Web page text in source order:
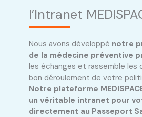
l’Intranet
Nous avons développé notre
de la médecine préventive
les échanges et rassemble les
bon déroulement de votre
Notre plateforme
un véritable intranet pour
directement au Passeport